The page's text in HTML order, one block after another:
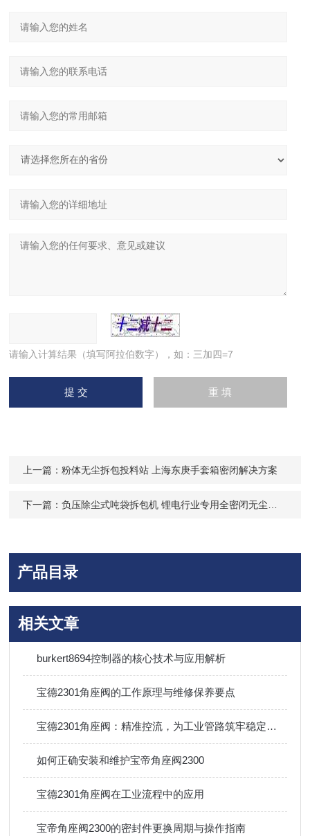
请输入计算结果（填写阿拉伯数字），如：三加四=7
上一篇：粉体无尘拆包投料站 上海东庚手套箱密闭解决方案
下一篇：负压除尘式吨袋拆包机 锂电行业专用全密闭无尘拆包投料设备
产品目录
相关文章
burkert8694控制器的核心技术与应用解析
宝德2301角座阀的工作原理与维修保养要点
宝德2301角座阀：精准控流，为工业管路筑牢稳定防线
如何正确安装和维护宝帝角座阀2300
宝德2301角座阀在工业流程中的应用
宝帝角座阀2300的密封件更换周期与操作指南